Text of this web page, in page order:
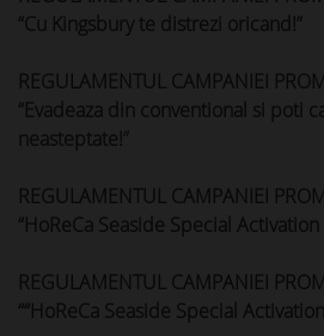
“Cu Kingsbury te distrezi oricand!”
REGULAMENTUL CAMPANIEI
“Evadeaza din conventional si poti
neasteptate!
REGULAMENTUL CAMPANIEI
“HoReCa Seaside Special Activation
REGULAMENTUL CAMPANIEI
““HoReCa Seaside Special